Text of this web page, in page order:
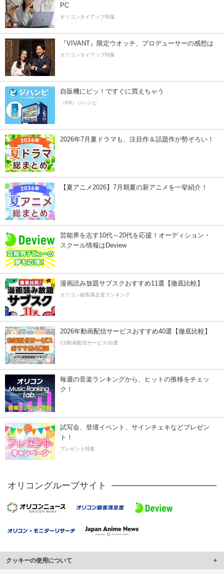
PC
オリコンタイアップ特集
『VIVANT』限定ウオッチ、プロデューサーの感想は
オリコンタイアップ特集
自販機にピッ！ですぐに買えちゃう
（PR）ジハンピ
2026年7月夏ドラマも、注目作＆話題作が勢ぞろい！
【夏アニメ2026】7月期夏の新アニメを一挙紹介！
芸能界を志す10代～20代を応援！オーディション・
スクール情報はDeview
漫画読み放題サブスクおすすめ11選【徹底比較】
オリコン顧客満足度ランキング
2026年動画配信サービスおすすめ40選【徹底比較】
CS動画配信サービス20選
毎週の音楽ランキングから、ヒットの推移をチェッ
ク！
試写会、登壇イベント、サインチェキなどプレゼン
ト！
プレゼント特集
オリコングループサイト
クッキーの使用について